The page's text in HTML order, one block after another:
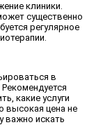
клиники.
существенно
регулярное
в
какие услуги
высокая цена не
важно искать